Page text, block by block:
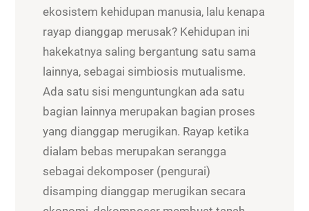
ekosistem kehidupan manusia, lalu kenapa
rayap dianggap merusak? Kehidupan ini
hakekatnya saling bergantung satu sama
lainnya, sebagai simbiosis mutualisme.
Ada satu sisi menguntungkan ada satu
bagian lainnya merupakan bagian proses
yang dianggap merugikan. Rayap ketika
dialam bebas merupakan serangga
sebagai dekomposer (pengurai)
disamping dianggap merugikan secara